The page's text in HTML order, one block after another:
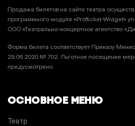
Продажа билетов на сайте театра
программного модуля «Profticket-Widget»
ООО «Театрально-концертное агентство
Форма билета соответствует Приказу
29.06.2020 № 702. Льготное посещение
предусмотрено.
ОСНОВНОЕ МЕНЮ
Театр